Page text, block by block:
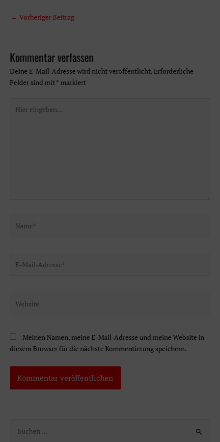
Beitragsnavigation
← Vorheriger Beitrag
Kommentar verfassen
Deine E-Mail-Adresse wird nicht veröffentlicht.Erforderliche
Felder sind mit* markiert
eingeben…
Mail-
Meinen Namen, meine E-Mail-Adresse und meine Website in
diesem Browser für die nächste Kommentierung speichern.